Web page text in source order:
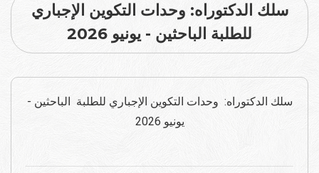
سلك الدكتوراه: وحدات التكوين الإجباري
للطلبة الباحثين - يونيو 2026
سلك الدكتوراه: وحدات التكوين الإجباري للطلبة الباحثين -
يونيو 2026